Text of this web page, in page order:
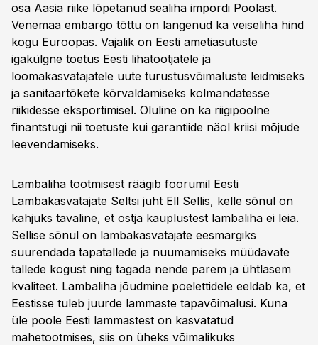
osa Aasia riike lõpetanud sealiha impordi Poolast.
Venemaa embargo tõttu on langenud ka veiseliha hind
kogu Euroopas. Vajalik on Eesti ametiasutuste
igakülgne toetus Eesti lihatootjatele ja
loomakasvatajatele uute turustusvõimaluste leidmiseks
ja sanitaartõkete kõrvaldamiseks kolmandatesse
riikidesse eksportimisel. Oluline on ka riigipoolne
finantstugi nii toetuste kui garantiide näol kriisi mõjude
leevendamiseks.
Lambaliha tootmisest räägib foorumil Eesti
Lambakasvatajate Seltsi juht Ell Sellis, kelle sõnul on
kahjuks tavaline, et ostja kauplustest lambaliha ei leia.
Sellise sõnul on lambakasvatajate eesmärgiks
suurendada tapatallede ja nuumamiseks müüdavate
tallede kogust ning tagada nende parem ja ühtlasem
kvaliteet. Lambaliha jõudmine poelettidele eeldab ka, et
Eestisse tuleb juurde lammaste tapavõimalusi. Kuna
üle poole Eesti lammastest on kasvatatud
mahetootmises, siis on üheks võimalikuks